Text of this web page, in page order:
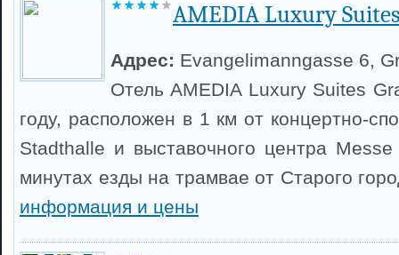
AMEDIA Luxury
Адрес: Evangelimanngasse 6,
Отель AMEDIA Luxury Suites
году, расположен в 1 км от концертно-
Stadthalle и выставочного центра
минутах езды на трамвае от Старого
информация и цены